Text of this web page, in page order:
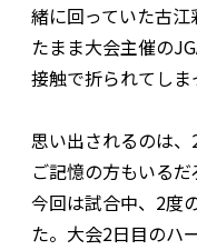
緒に回っていた古
たまま大会主催の
接触で折られてしま
思い出されるのは、
ご記憶の方もいるだ
今回は試合中、2度
た。大会2日目のハ